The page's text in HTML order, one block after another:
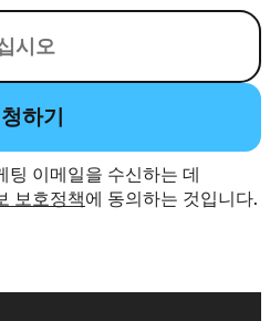
하기
이메일을 수신하는 데
보호정책에 동의하는 것입니다.